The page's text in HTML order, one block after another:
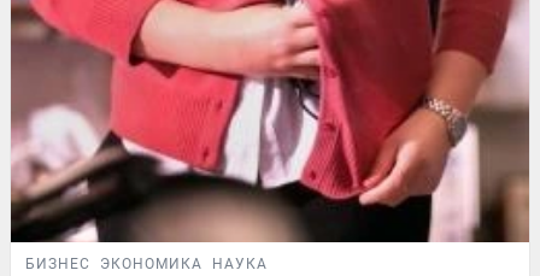
БИЗНЕС ЭКОНОМИКА НАУКА